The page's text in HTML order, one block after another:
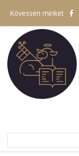
tartalomra
Kövessen minket
Search